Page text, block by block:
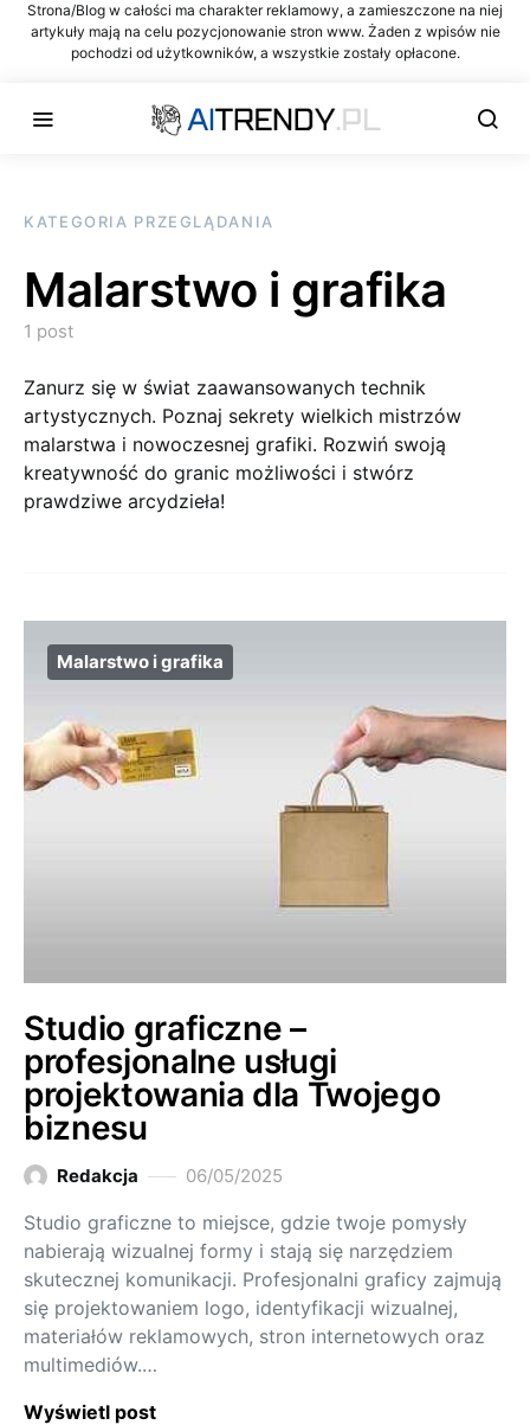
Strona/Blog w całości ma charakter reklamowy, a zamieszczone na niej
artykuły mają na celu pozycjonowanie stron www. Żaden z wpisów nie
pochodzi od użytkowników, a wszystkie zostały opłacone.
KATEGORIA PRZEGLĄDANIA
Malarstwo i grafika
1 post
Zanurz się w świat zaawansowanych technik
artystycznych. Poznaj sekrety wielkich mistrzów
malarstwa i nowoczesnej grafiki. Rozwiń swoją
kreatywność do granic możliwości i stwórz
prawdziwe arcydzieła!
Malarstwo i grafika
Studio graficzne –
profesjonalne usługi
projektowania dla Twojego
biznesu
Redakcja 06/05/2025
Studio graficzne to miejsce, gdzie twoje pomysły
nabierają wizualnej formy i stają się narzędziem
skutecznej komunikacji. Profesjonalni graficy zajmują
się projektowaniem logo, identyfikacji wizualnej,
materiałów reklamowych, stron internetowych oraz
multimediów.…
Wyświetl post